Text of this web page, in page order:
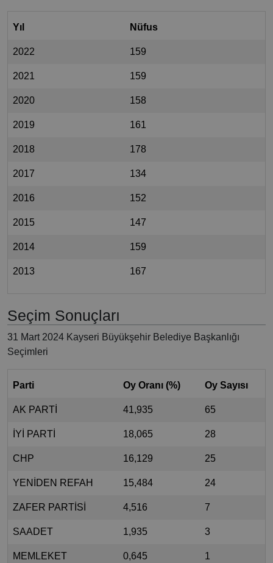
Yıl Nüfus
2022 159
2021 159
2020 158
2019 161
2018 178
2017 134
2016 152
2015 147
2014 159
2013 167
Seçim Sonuçları
31 Mart 2024 Kayseri Büyükşehir Belediye Başkanlığı
Seçimleri
Parti Oy Oranı (%) Oy Sayısı
AK PARTİ 41,935 65
İYİ PARTİ 18,065 28
CHP 16,129 25
YENİDEN REFAH 15,484 24
ZAFER PARTİSİ 4,516 7
SAADET 1,935 3
MEMLEKET 0,645 1